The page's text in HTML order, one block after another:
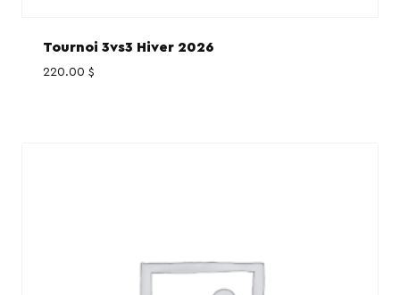
Tournoi 3vs3 Hiver 2026
220.00 $